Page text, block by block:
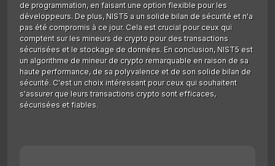
de programmation, en faisant une option flexible pour les
développeurs. De plus, NIST5 a un solide bilan de sécurité et n'a
pas été compromis à ce jour. Cela est crucial pour ceux qui
comptent sur les mineurs de crypto pour des transactions
sécurisées et le stockage de données. En conclusion, NIST5 est
un algorithme de mineur de crypto remarquable en raison de sa
haute performance, de sa polyvalence et de son solide bilan de
sécurité. C'est un choix intéressant pour ceux qui souhaitent
s'assurer que leurs transactions crypto sont efficaces,
sécurisées et fiables.